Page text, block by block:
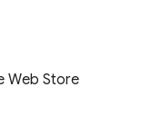
Web Store